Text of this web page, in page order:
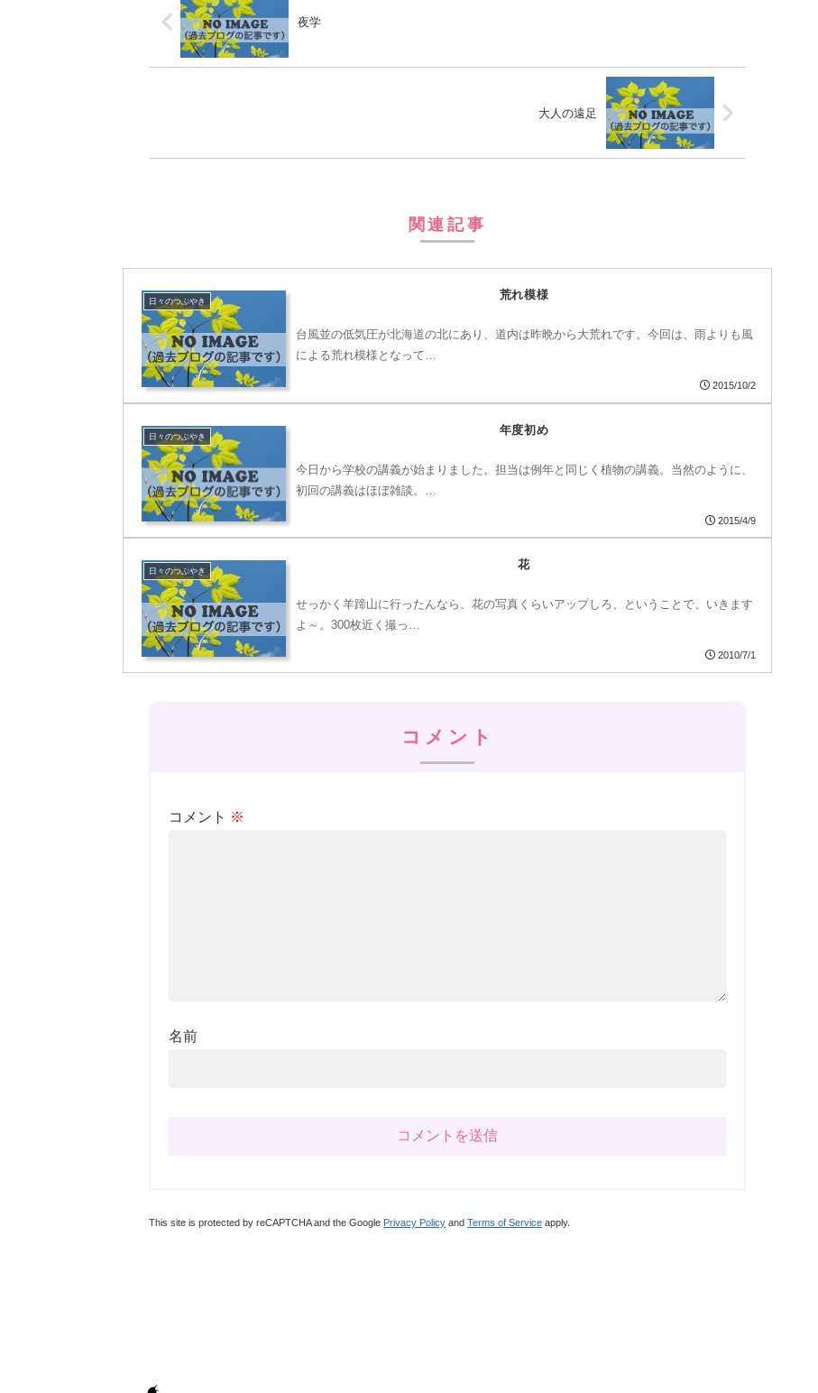
夜学
大人の遠足
関連記事
日々のつぶやき
荒れ模様
台風並の低気圧が北海道の北にあり、道内は昨晩から大荒れです。今回は、雨よりも風
による荒れ模様となって…
2015/10/2
日々のつぶやき
年度初め
今日から学校の講義が始まりました。担当は例年と同じく植物の講義。当然のように、
初回の講義はほぼ雑談。…
2015/4/9
日々のつぶやき
花
せっかく羊蹄山に行ったんなら、花の写真くらいアップしろ、ということで、いきます
よ～。300枚近く撮っ…
2010/7/1
コメント
コメント ※
名前
This site is protected by reCAPTCHA and the Google Privacy Policy and Terms of Service apply.